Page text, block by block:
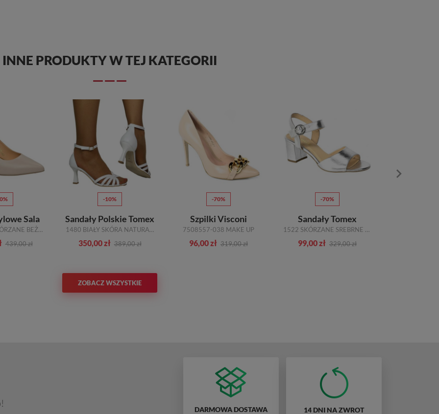
INNE PRODUKTY W TEJ KATEGORII
Sala
1816 1459 SKÓRZANE BEŻOWE TN
439,00 zł
-10%
Sandały Polskie Tomex
1480 BIAŁY SKÓRA NATURALNA
350,00 zł 389,00 zł
-70%
Szpilki Visconi
7508557-038 MAKE UP
96,00 zł 319,00 zł
-70%
Sandały Tomex
1522 SKÓRZANE SREBRNE *159
99,00 zł 329,00 zł
ZOBACZ WSZYSTKIE
DARMOWA DOSTAWA
14 DNI NA ZWROT